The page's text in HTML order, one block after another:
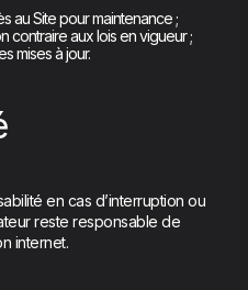
au Site pour maintenance ;
contraire aux lois en vigueur ;
mises à jour.
en cas d’interruption ou
reste responsable de
internet.